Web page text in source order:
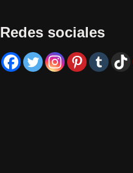
Redes sociales